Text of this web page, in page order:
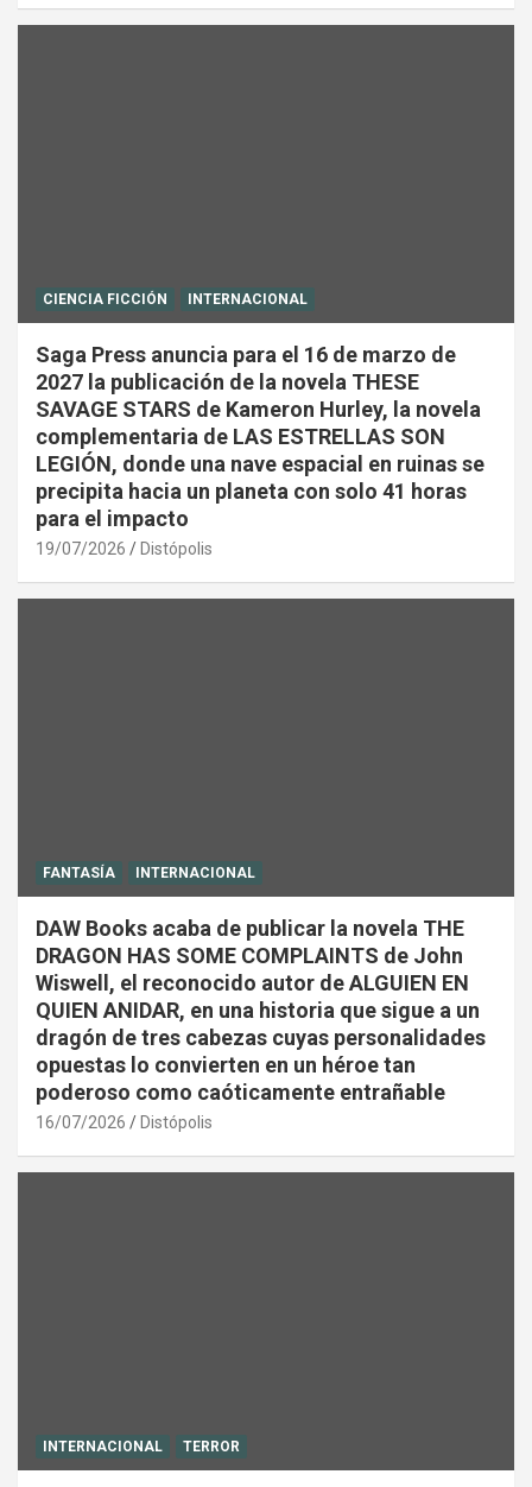
CIENCIA FICCIÓN INTERNACIONAL
Saga Press anuncia para el 16 de marzo de
2027 la publicación de la novela THESE
SAVAGE STARS de Kameron Hurley, la novela
complementaria de LAS ESTRELLAS SON
LEGIÓN, donde una nave espacial en ruinas se
precipita hacia un planeta con solo 41 horas
para el impacto
19/07/2026 Distópolis
FANTASÍA INTERNACIONAL
DAW Books acaba de publicar la novela THE
DRAGON HAS SOME COMPLAINTS de John
Wiswell, el reconocido autor de ALGUIEN EN
QUIEN ANIDAR, en una historia que sigue a un
dragón de tres cabezas cuyas personalidades
opuestas lo convierten en un héroe tan
poderoso como caóticamente entrañable
16/07/2026 Distópolis
INTERNACIONAL TERROR